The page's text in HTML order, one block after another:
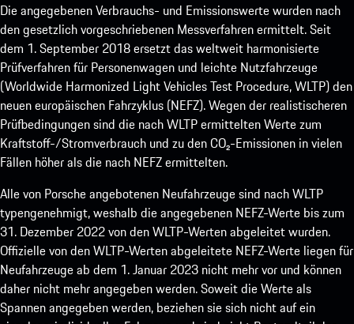
Die angegebenen Verbrauchs- und Emissionswerte wurden nach
den gesetzlich vorgeschriebenen Messverfahren ermittelt. Seit
dem 1. September 2018 ersetzt das weltweit harmonisierte
Prüfverfahren für Personenwagen und leichte Nutzfahrzeuge
(Worldwide Harmonized Light Vehicles Test Procedure, WLTP) den
neuen europäischen Fahrzyklus (NEFZ). Wegen der realistischeren
Prüfbedingungen sind die nach WLTP ermittelten Werte zum
Kraftstoff-/Stromverbrauch und zu den CO₂-Emissionen in vielen
Fällen höher als die nach NEFZ ermittelten.
Alle von Porsche angebotenen Neufahrzeuge sind nach WLTP
typengenehmigt, weshalb die angegebenen NEFZ-Werte bis zum
31. Dezember 2022 von den WLTP-Werten abgeleitet wurden.
Offizielle von den WLTP-Werten abgeleitete NEFZ-Werte liegen für
Neufahrzeuge ab dem 1. Januar 2023 nicht mehr vor und können
daher nicht mehr angegeben werden. Soweit die Werte als
Spannen angegeben werden, beziehen sie sich nicht auf ein